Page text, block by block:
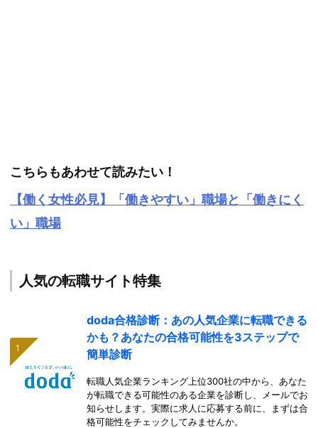
こちらもあわせて読みたい！
【働く女性必見】「働きやすい」職場と「働きにく
い」職場
人気の転職サイト特集
doda合格診断：あの人気企業に転職できる
かも？あなたの合格可能性を3ステップで
簡単診断
転職人気企業ランキング上位300社の中から、あなた
が転職できる可能性のある企業を診断し、メールでお
知らせします。実際に求人に応募する前に、まずは合
格可能性をチェックしてみませんか。